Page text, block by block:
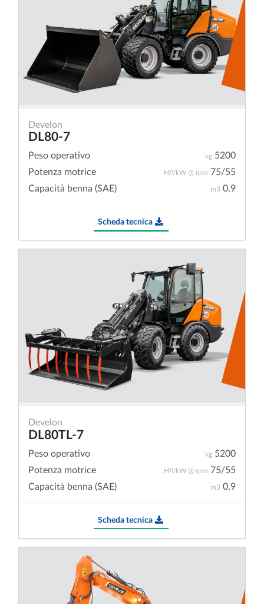
Develon
DL80-7
kg 5200
Peso operativo
HP/kW @ rpm 75/55
Potenza motrice
m3 0,9
Capacità benna (SAE)
Scheda tecnica
Develon
DL80TL-7
kg 5200
Peso operativo
HP/kW @ rpm 75/55
Potenza motrice
m3 0,9
Capacità benna (SAE)
Scheda tecnica